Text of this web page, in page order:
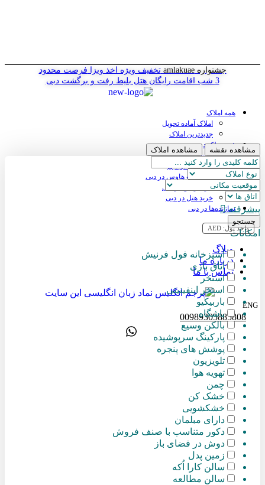
جشنواره amlakuae تخفیف ویژه اخذ ویزا فرصت محدود
3 شب اقامت رایگان هتل
بلیط رفت و برگشت دبی
همه املاک
املاک آماده تحویل
جدیدترین املاک
خرید ملک در دبی
خرید آپارتمان در دبی
خرید ویلا در دبی
خرید پنت هاوس در دبی
خرید زمین در دبی
خرید هتل در دبی
سازنده‌ها در دبی
واحد پول: AED
وبلاگ
درباره ما
تماس با ما
ENG
00989305885808
مشاهده نقشه مشاهده املاک
پیشرفته
جستجو
امکانات
آشپزخانه فول فرنیش
اتاق بازی
استخر
استخر اینفینیتی
باربیکیو
باشگاه
بالکن وسیع
پارکینگ سرپوشیده
پوشش های پنجره
تلویزیون
تهویه هوا
چمن
خشک کن
خشکشویی
دارای مبلمان
دکور متناسب با صنف فروش
دوش در فضای باز
زمین پدل
سالن کارا اُکه
سالن مطالعه